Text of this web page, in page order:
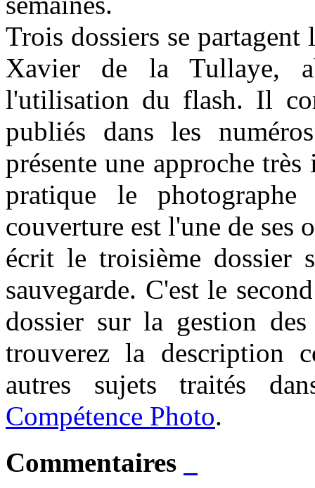
Trois dossiers se
Xavier de la Tullaye,
l'utilisation du flash. Il
publiés dans les
présente une approche
pratique le
couverture est l'une de ses
écrit le troisième dossier
sauvegarde. C'est le
dossier sur la gestion
trouverez la description
autres sujets traités
Compétence Photo.
Commentaires